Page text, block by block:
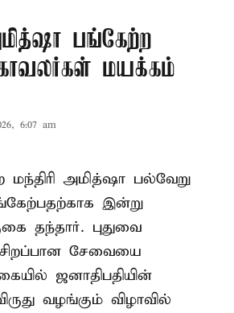
பங்கேற்ற
மயக்கம்
6:07 am
அமித்ஷா பல்வேறு
இன்று
தந்தார். புதுவை
சேவையை
ஜனாதிபதியின்
வழங்கும் விழாவில்